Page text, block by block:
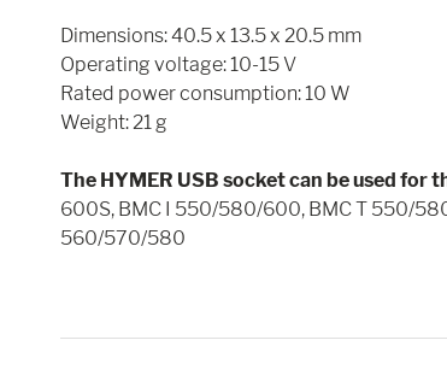
Dimensions: 40.5 x 13.5 x 20.5 mm
Operating voltage: 10-15 V
Rated power consumption: 10 W
Weight: 21 g
The HYMER USB socket can be used for
600S, BMC I 550/580/600, BMC T 550/
560/570/580